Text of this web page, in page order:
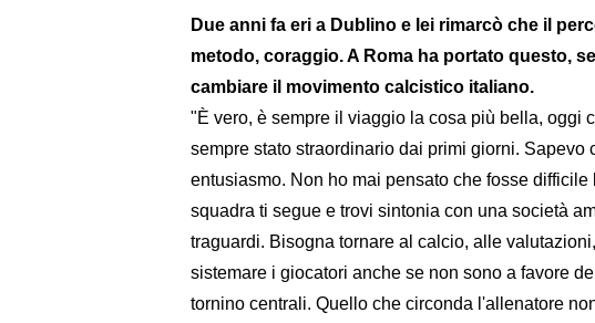
Due anni fa eri a Dublino e lei rimarcò che il
metodo, coraggio. A Roma ha portato questo,
cambiare il movimento calcistico italiano.
"È vero, è sempre il viaggio la cosa più bella, oggi
sempre stato straordinario dai primi giorni. Sapevo
entusiasmo. Non ho mai pensato che fosse
squadra ti segue e trovi sintonia con una società
traguardi. Bisogna tornare al calcio, alle
sistemare i giocatori anche se non sono a favore
tornino centrali. Quello che circonda l'allenatore